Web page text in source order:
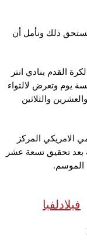
ذلك ونأمل أن
القدم بنادي انتر
يوم وتعرض لالتواء
والثلاثين
الامريكي المركز
بعد تحقيق تسعة عشر
الموسم.
فيلادلفيا